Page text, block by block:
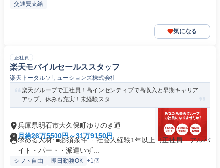
交通費支給
気になる
正社員
楽天モバイルセールススタッフ
楽天トータルソリューションズ株式会社
楽天グループで正社員！高インセンティブで高収入と早期キャリア
アップ、休みも充実！未経験スタ...
兵庫県明石市大久保町ゆりのき通
月給26万5500円～31万9150円
求める人材: ■必須条件 ・社会人経験1年以上（正社員・アルバ
イト・パート・派遣いず...
シフト自由 即日勤務OK +1個